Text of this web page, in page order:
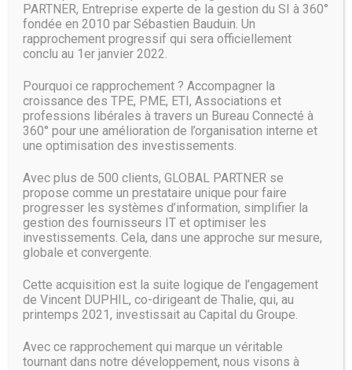
Enfin, il rend le débit plus fluide en améliorant la qualité de
la connexion.
Les critères de choix d’un
amplificateur wifi
Si son utilisation semble simple, choisir un bon répétiteur
wifi dans un magasin spécialisé n’est pas si évident. Voici
quelques points essentiels à retenir pour choisir un
La portée de l’amplification
La portée du signal représente l’essence même de
l’existence de l’amplificateur. Un bon matériel doit posséder
une portée d’amplification assez large, surtout pour une
Pour une habitation résidentielle, la bande de fréquence
recommandée est d’environ 5 GHz, tandis qu’un
PARTNER, Entreprise experte de la gestion du SI à 360°
fondée en 2010 par Sébastien Bauduin. Un
rapprochement progressif qui sera officiellement
conclu au 1er janvier 2022.
Pourquoi ce rapprochement ? Accompagner la
croissance des TPE, PME, ETI, Associations et
professions libérales à travers un Bureau Connecté à
360° pour une amélioration de l’organisation interne et
une optimisation des investissements.
Avec plus de 500 clients, GLOBAL PARTNER se
propose comme un prestataire unique pour faire
progresser les systèmes d’information, simplifier la
gestion des fournisseurs IT et optimiser les
investissements. Cela, dans une approche sur mesure,
globale et convergente.
Cette acquisition est la suite logique de l’engagement
de Vincent DUPHIL, co-dirigeant de Thalie, qui, au
printemps 2021, investissait au Capital du Groupe.
Avec ce rapprochement qui marque un véritable
tournant dans notre développement, nous visons à